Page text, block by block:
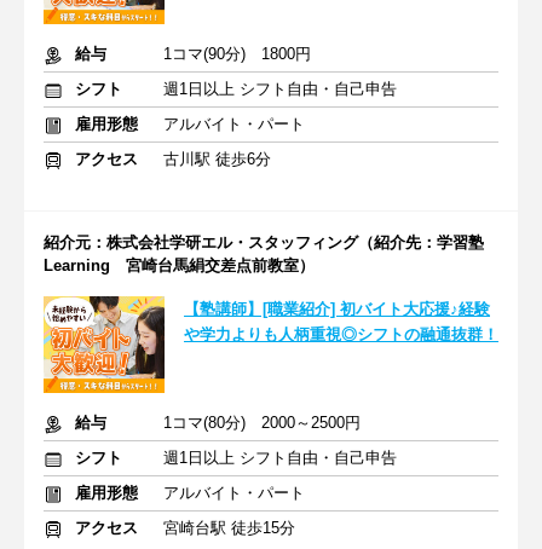
給与
1コマ(90分) 1800円
シフト
週1日以上 シフト自由・自己申告
雇用形態
アルバイト・パート
アクセス
古川駅 徒歩6分
紹介元：株式会社学研エル・スタッフィング（紹介先：学習塾
Learning 宮崎台馬絹交差点前教室）
【塾講師】[職業紹介] 初バイト大応援♪経験
や学力よりも人柄重視◎シフトの融通抜群！
給与
1コマ(80分) 2000～2500円
シフト
週1日以上 シフト自由・自己申告
雇用形態
アルバイト・パート
アクセス
宮崎台駅 徒歩15分